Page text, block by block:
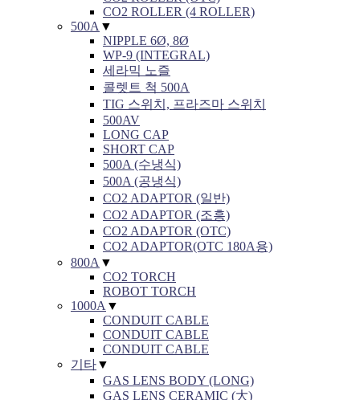
CO2 ROLLER (4 ROLLER)
500A ▼
NIPPLE 6Ø, 8Ø
WP-9 (INTEGRAL)
세라믹 노즐
콜렛트 척 500A
TIG 스위치, 프라즈마 스위치
500AV
LONG CAP
SHORT CAP
500A (수냉식)
500A (공냉식)
CO2 ADAPTOR (일반)
CO2 ADAPTOR (조흥)
CO2 ADAPTOR (OTC)
CO2 ADAPTOR(OTC 180A용)
800A ▼
CO2 TORCH
ROBOT TORCH
1000A ▼
CONDUIT CABLE
CONDUIT CABLE
CONDUIT CABLE
기타▼
GAS LENS BODY (LONG)
GAS LENS CERAMIC (大)